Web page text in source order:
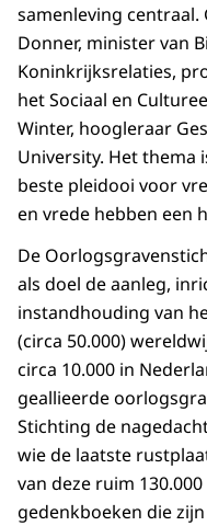
samenleving centraal.
Donner, minister van
Koninkrijksrelaties,
het Sociaal en
Winter, hoogleraar
University. Het thema
beste pleidooi voor
en vrede hebben een
De
als doel de aanleg,
instandhouding van
(circa 50.000)
circa 10.000 in
geallieerde
Stichting de
wie de laatste
van deze ruim
gedenkboeken die